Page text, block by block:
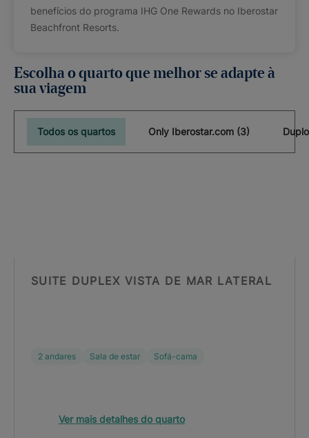
benefícios do programa IHG One Rewards no Iberostar
Beachfront Resorts.
Escolha o quarto que melhor se adapte à
sua viagem
Todos os quartos Only Iberostar.com (3)
SUITE DUPLEX VISTA DE MAR LATERAL
2 andares Sala de estar Sofá-cama
Ver mais detalhes do quarto